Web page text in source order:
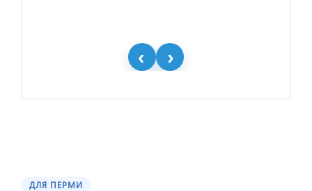
Отзыв от представителя
ДЛЯ ПЕРМИ